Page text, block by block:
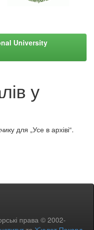
University
у
для „Усе в архіві“.
права © 2002-